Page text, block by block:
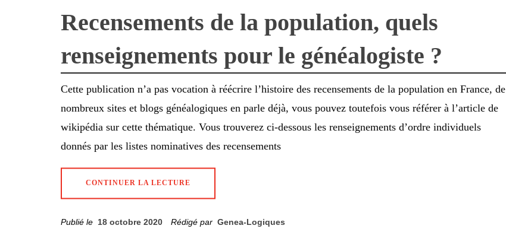
Recensements de la population, quels
renseignements pour le généalogiste ?
Cette publication n’a pas vocation à réécrire l’histoire des recensements de la population en France, de
nombreux sites et blogs généalogiques en parle déjà, vous pouvez toutefois vous référer à l’article de
wikipédia sur cette thématique. Vous trouverez ci-dessous les renseignements d’ordre individuels
donnés par les listes nominatives des recensements
CONTINUER LA LECTURE
Publié le 18 octobre 2020 Rédigé par Genea-Logiques